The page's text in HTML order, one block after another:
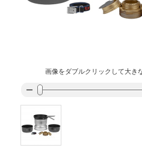
画像をダブルクリックして大き